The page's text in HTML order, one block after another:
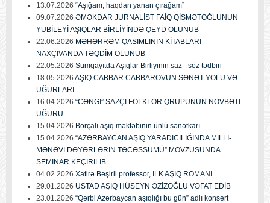
13.07.2026 “Aşığam, haqdan yanan çırağam”
09.07.2026 ƏMƏKDAR JURNALİST FAİQ QİSMƏTOĞLUNUN
YUBİLEYİ AŞIQLAR BİRLİYİNDƏ QEYD OLUNUB
22.06.2026 MƏHƏRRƏM QASIMLININ KİTABLARI
NAXÇIVANDA TƏQDİM OLUNUB
22.05.2026 Sumqayıtda Aşıqlar Birliyinin saz - söz tədbiri
18.05.2026 AŞIQ CABBAR CABBAROVUN SƏNƏT YOLU VƏ
UĞURLARI
16.04.2026 “CƏNGİ” SAZÇI FOLKLOR QRUPUNUN NÖVBƏTİ
UĞURU
15.04.2026 Borçalı aşıq məktəbinin ünlü sənətkarı
15.04.2026 “AZƏRBAYCAN AŞIQ YARADICILIĞINDA MİLLİ-
MƏNƏVİ DƏYƏRLƏRİN TƏCƏSSÜMÜ” MÖVZUSUNDA
SEMİNAR KEÇİRİLİB
04.02.2026 Xatirə Bəşirli professor, İLK AŞIQ ROMANI
29.01.2026 USTAD AŞIQ HÜSEYN ƏZİZOĞLU VƏFAT EDİB
23.01.2026 “Qərbi Azərbaycan aşıqlığı bu gün” adlı konsert